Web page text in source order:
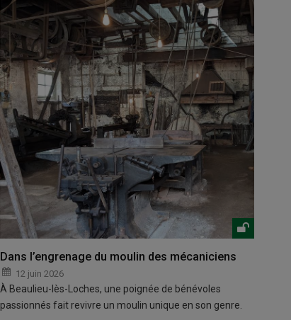
Dans l’engrenage du moulin des mécaniciens
12 juin 2026
À Beaulieu-lès-Loches, une poignée de bénévoles
passionnés fait revivre un moulin unique en son genre.